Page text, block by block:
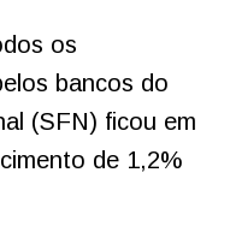
os
bancos do
(SFN) ficou em
de 1,2%